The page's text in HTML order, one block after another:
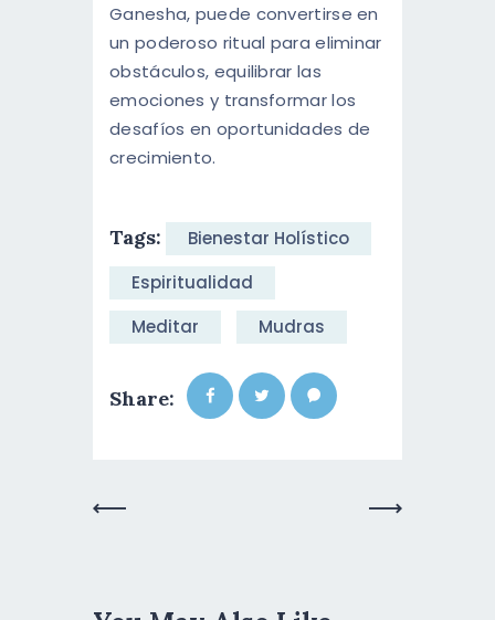
Ganesha, puede convertirse en
un poderoso ritual para eliminar
obstáculos, equilibrar las
emociones y transformar los
desafíos en oportunidades de
crecimiento.
Tags:
Bienestar Holístico
Espiritualidad
Meditar
Mudras
Share: